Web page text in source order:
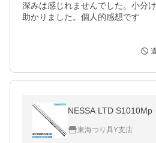
深みは感じれませんでした。小分
助かりました。個人的感想です
NESSA LTD S1010Mp
東海つり具Y支店